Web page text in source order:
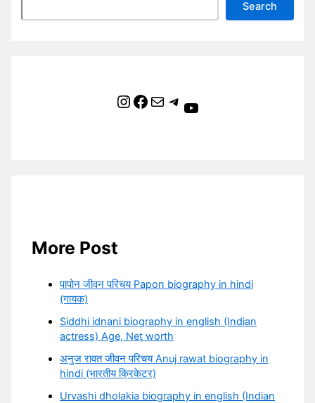
Search
Instagram Facebook Mail Telegram YouTube
More Post
पापोन जीवन परिचय Papon biography in hindi
(गायक)
Siddhi idnani biography in english (Indian
actress) Age, Net worth
अनुज रावत जीवन परिचय Anuj rawat biography in
hindi (भारतीय क्रिकेटर)
Urvashi dholakia biography in english (Indian